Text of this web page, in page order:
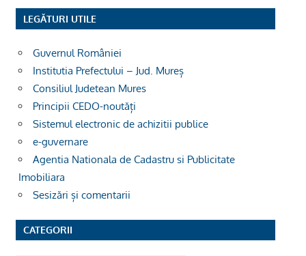
LEGĂTURI UTILE
Guvernul României
Institutia Prefectului – Jud. Mureș
Consiliul Judetean Mures
Principii CEDO-noutăți
Sistemul electronic de achizitii publice
e-guvernare
Agentia Nationala de Cadastru si Publicitate
Imobiliara
Sesizări și comentarii
CATEGORII